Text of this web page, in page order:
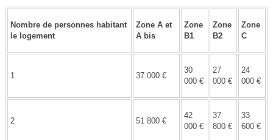
Nombre de personnes habitant
le logement
Zone A et
A bis
Zone
B1
Zone
B2
Zone
C
1 37 000 €
30
000 €
27
000 €
24
000 €
2 51 800 €
42
000 €
37
800 €
33
600 €